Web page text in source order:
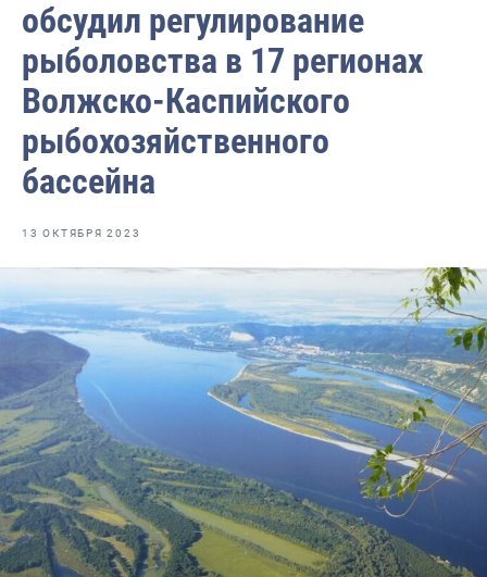
Видео
Отраслевые СМИ
Выставки и конференции
Научно-практическая литература
Рыбоохрана России
Большая африканская экспедиция
Укрепление духовно-нравственных ценностей
События в России и мире
обсудил регулирование
рыболовства в 17 регионах
Волжско-Каспийского
рыбохозяйственного
бассейна
13 ОКТЯБРЯ 2023